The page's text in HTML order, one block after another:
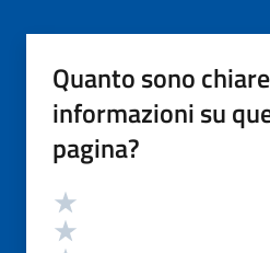
Quanto sono
informazioni su
pagina?
Valutazione